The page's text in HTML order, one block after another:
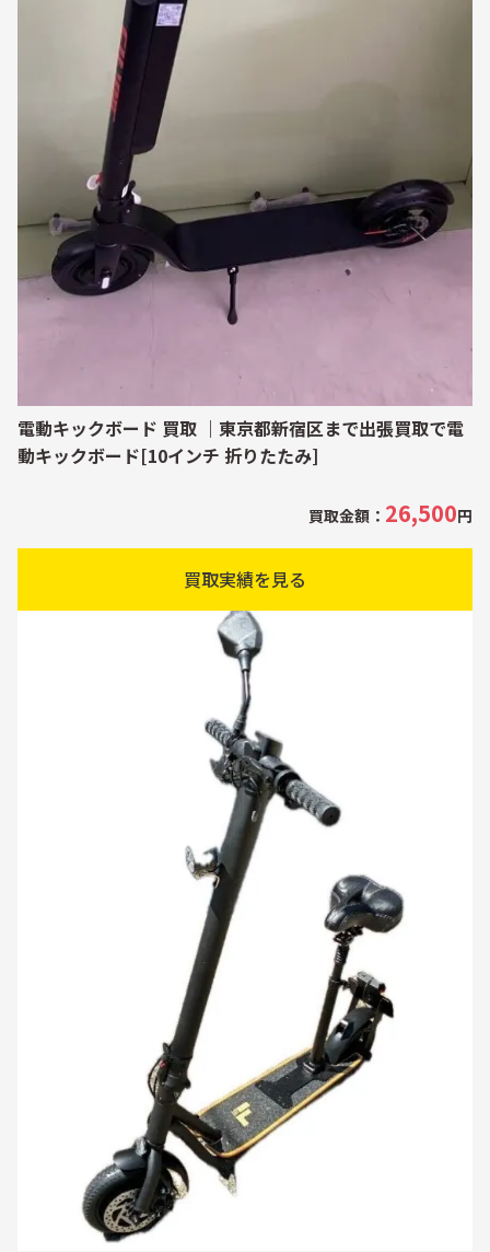
電動キックボード 買取 ｜東京都新宿区まで出張買取で電
動キックボード[10インチ 折りたたみ]
買取金額： 26,500円
買取実績を見る